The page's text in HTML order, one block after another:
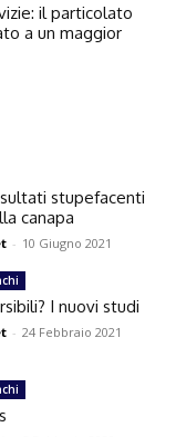
il particolato
a un maggior
stupefacenti
canapa
- 10 Giugno 2021
I nuovi studi
- 24 Febbraio 2021